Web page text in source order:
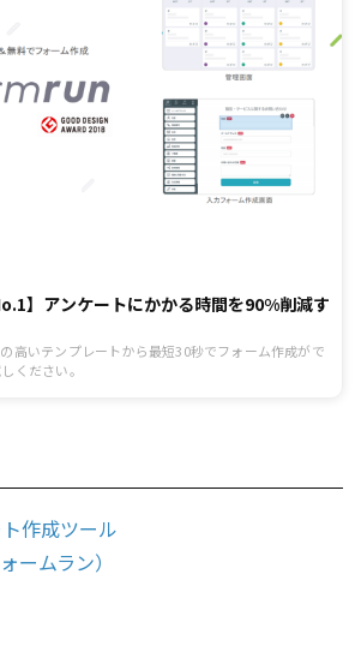
】アンケートにかかる時間を90%削減す
高いテンプレートから最短30秒でフォーム作成がで
ください。
作成ツール
ームラン）